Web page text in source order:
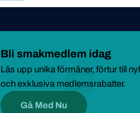
Bli smakmedlem idag
Lås upp unika förmåner, förtur till
och exklusiva medlemsrabatter.
Gå Med Nu